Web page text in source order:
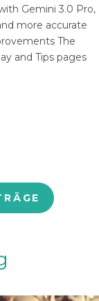
Gemini 3.0 Pro,
more accurate
The
and Tips pages